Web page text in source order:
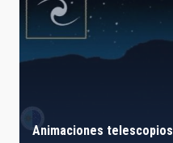
Animaciones telescopios